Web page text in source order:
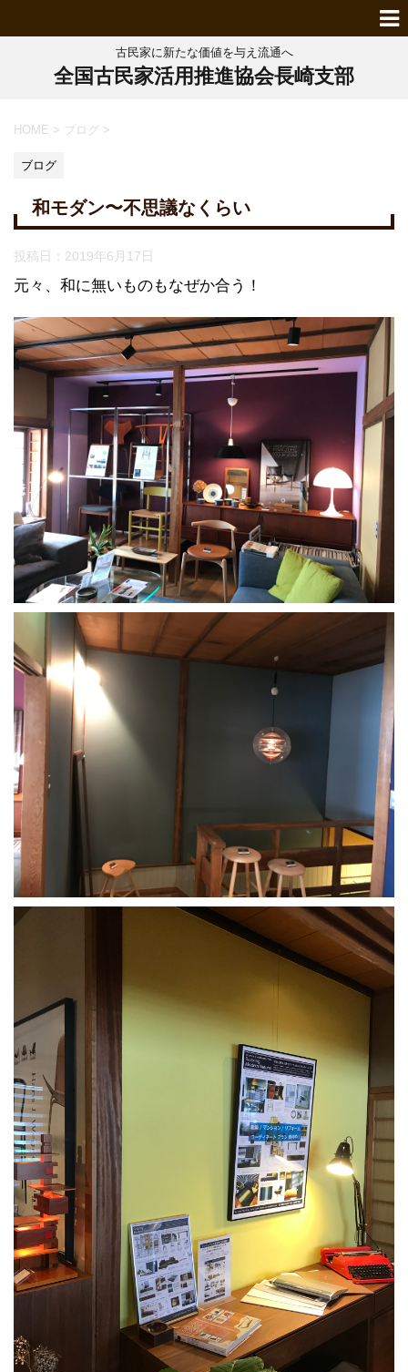
古民家に新たな価値を与え流通へ
全国古民家活用推進協会長崎支部
HOME > ブログ >
ブログ
和モダン〜不思議なくらい
投稿日： 2019年6月17日
元々、和に無いものもなぜか合う！